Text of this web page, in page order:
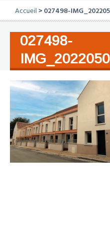
Accueil > 027498-
027498-